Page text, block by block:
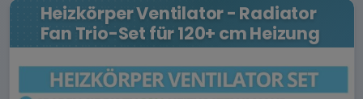
Heizkörper Ventilator - Radiator
Fan Trio-Set für 120+ cm Heizung